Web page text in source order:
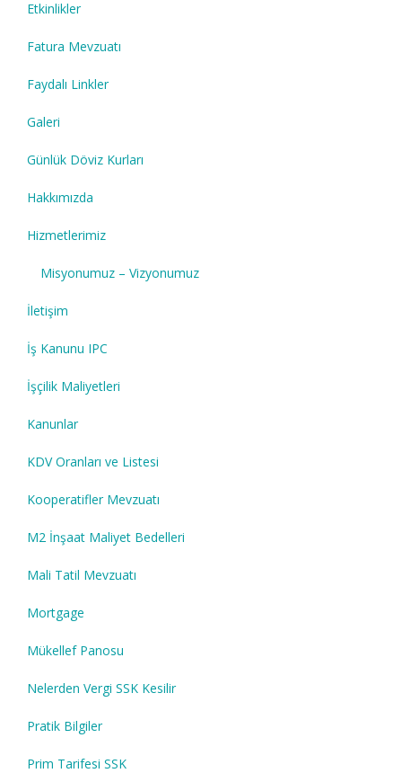
Etkinlikler
Fatura Mevzuatı
Faydalı Linkler
Galeri
Günlük Döviz Kurları
Hakkımızda
Hizmetlerimiz
Misyonumuz – Vizyonumuz
İletişim
İş Kanunu IPC
İşçilik Maliyetleri
Kanunlar
KDV Oranları ve Listesi
Kooperatifler Mevzuatı
M2 İnşaat Maliyet Bedelleri
Mali Tatil Mevzuatı
Mortgage
Mükellef Panosu
Nelerden Vergi SSK Kesilir
Pratik Bilgiler
Prim Tarifesi SSK